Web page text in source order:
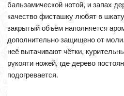
бальзамической нотой, и запах
качество фисташку любят в
закрытый объём наполняется
дополнительно защищено от
неё вытачивают чётки,
рукояти ножей, где дерево
подогревается.